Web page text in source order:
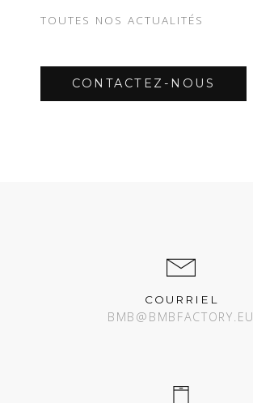
TOUTES NOS ACTUALITÉS
CONTACTEZ-NOUS
COURRIEL
BMB@BMBFACTORY.EU